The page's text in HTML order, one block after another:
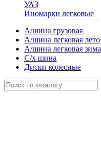
УАЗ
Иномарки легковые
А/шина грузовая
А/шина легковая лето
А/шина легковая зима
С/х шина
Диски колесные